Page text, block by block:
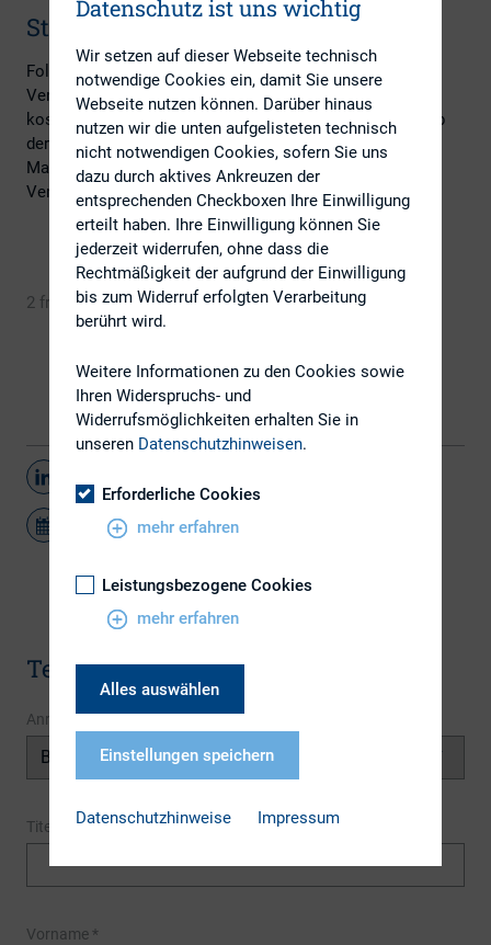
Stornierungsgebühren
Folgende Stornierungsgebühren sind beim Rücktritt vom
Vertrag zu beachten: bis einen Monat vor Kursbeginn
kostenlos, bis eine Woche vor Kursbeginn 50 %, innerhalb
der letzten Woche vor Kursbeginn 90 % der Kursgebühr.
Maßgeblich ist der Eingang der Rücktrittserklärung beim
Veranstalter (DIRK).
2 freie Plätze Jetzt anmelden
Terminanmeldung
Anrede
Titel
Vorname *
Datenschutz ist uns wichtig
Wir setzen auf dieser Webseite technisch
notwendige Cookies ein, damit Sie unsere
Webseite nutzen können. Darüber hinaus
nutzen wir die unten aufgelisteten technisch
nicht notwendigen Cookies, sofern Sie uns
dazu durch aktives Ankreuzen der
entsprechenden Checkboxen Ihre Einwilligung
erteilt haben. Ihre Einwilligung können Sie
jederzeit widerrufen, ohne dass die
Rechtmäßigkeit der aufgrund der Einwilligung
bis zum Widerruf erfolgten Verarbeitung
berührt wird.
Weitere Informationen zu den Cookies sowie
Ihren Widerspruchs- und
Widerrufsmöglichkeiten erhalten Sie in
unseren Datenschutzhinweisen.
Erforderliche Cookies
mehr erfahren
Leistungsbezogene Cookies
mehr erfahren
Alles auswählen
Einstellungen speichern
Datenschutzhinweise Impressum